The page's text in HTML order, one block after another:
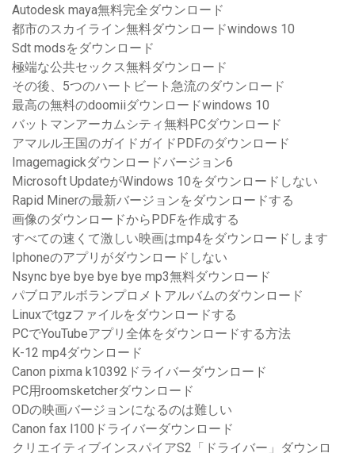
Autodesk maya無料完全ダウンロード
都市のスカイライン無料ダウンロードwindows 10
Sdt modsをダウンロード
極端な公共セックス無料ダウンロード
その後、5つのハートビート急流のダウンロード
最高の無料のdoomiiダウンロードwindows 10
バットマンアーカムシティ無料PCダウンロード
アマルル王国のガイドガイドPDFのダウンロード
Imagemagickダウンロードバージョン6
Microsoft UpdateがWindows 10をダウンロードしない
Rapid Minerの最新バージョンをダウンロードする
画像のダウンロードからPDFを作成する
すべての速くて激しい映画はmp4をダウンロードします
Iphoneのアプリがダウンロードしない
Nsync bye bye bye bye mp3無料ダウンロード
パブロアルボランプロメトアルバムのダウンロード
Linuxでtgzファイルをダウンロードする
PCでYouTubeアプリ全体をダウンロードする方法
K-12 mp4ダウンロード
Canon pixma k10392ドライバーダウンロード
PC用roomsketcherダウンロード
ODの映画バージョンになるのは難しい
Canon fax l100ドライバーダウンロード
クリエイティブインスパイアS2「ドライバー」ダウンロ